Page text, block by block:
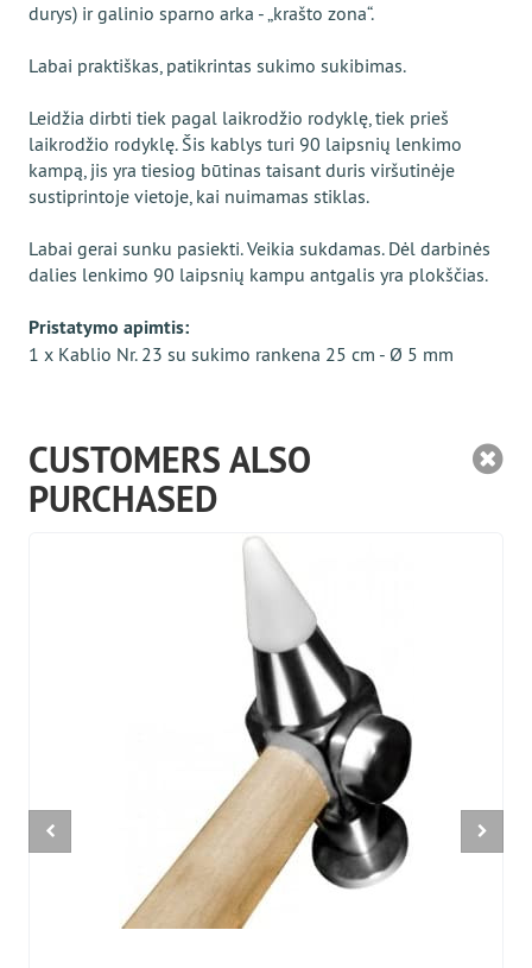
durys) ir galinio sparno arka - „krašto zona“.
Labai praktiškas, patikrintas sukimo sukibimas.
Leidžia dirbti tiek pagal laikrodžio rodyklę, tiek prieš
laikrodžio rodyklę. Šis kablys turi 90 laipsnių lenkimo
kampą, jis yra tiesiog būtinas taisant duris viršutinėje
sustiprintoje vietoje, kai nuimamas stiklas.
Labai gerai sunku pasiekti. Veikia sukdamas. Dėl darbinės
dalies lenkimo 90 laipsnių kampu antgalis yra plokščias.
Pristatymo apimtis:
1 x Kablio Nr. 23 su sukimo rankena 25 cm - Ø 5 mm
CUSTOMERS ALSO
PURCHASED